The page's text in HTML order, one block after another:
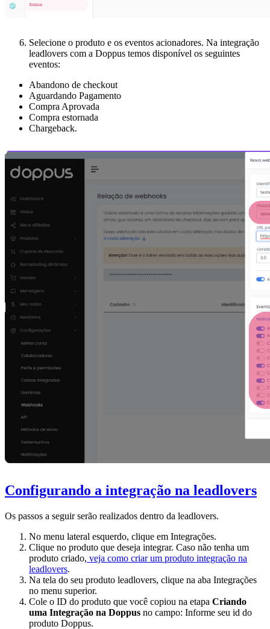
Selecione o produto e os eventos acionadores. Na integração
leadlovers com a Doppus temos disponível os seguintes
eventos:
Abandono de checkout
Aguardando Pagamento
Compra Aprovada
Compra estornada
Chargeback.
Configurando a integração na leadlovers
Os passos a seguir serão realizados dentro da leadlovers.
No menu lateral esquerdo, clique em Integrações.
Clique no produto que deseja integrar. Caso não tenha um
produto criado, veja como criar um produto integração na
leadlovers.
Na tela do seu produto leadlovers, clique na aba Integrações
no menu superior.
Cole o ID do produto que você copiou na etapa Criando
uma Integração na Doppus no campo: Informe seu id do
produto Doppus.